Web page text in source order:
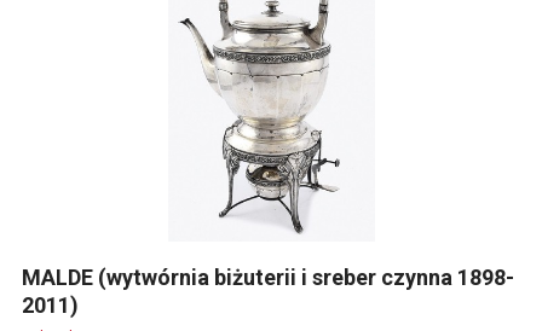
MALDE (wytwórnia biżuterii i sreber czynna 1898-
2011)